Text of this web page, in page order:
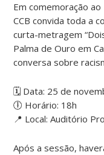
Em comemoração ao
CCB convida toda a
curta-metragem
Palma de Ouro em
conversa sobre
🗓 Data: 25 de
🕕 Horário: 18h
📍 Local: Auditório
Após a sessão,